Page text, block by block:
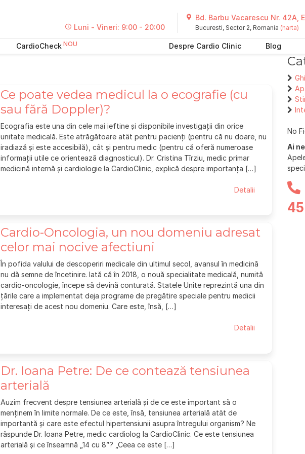
Luni - Vineri: 9:00 - 20:00
Bd. Barbu Vacarescu Nr. 42A,
Bucuresti, Sector 2, Romania (harta)
CardioCheck Despre Cardio Clinic Blog
Ce poate vedea medicul la o ecografie (cu
sau fără Doppler)?
Ecografia este una din cele mai ieftine și disponibile investigații din orice
unitate medicală. Este atrăgătoare atât pentru pacienți (pentru că nu doare, nu
iradiază și este accesibilă), cât și pentru medic (pentru că oferă numeroase
informații utile ce orientează diagnosticul). Dr. Cristina Tîrziu, medic primar
medicină internă și cardiologie la CardioClinic, explică despre importanța […]
Detalii
Cardio-Oncologia, un nou domeniu adresat
celor mai nocive afectiuni
În pofida valului de descoperiri medicale din ultimul secol, avansul în medicină
nu dă semne de încetinire. Iată că în 2018, o nouă specialitate medicală, numită
cardio-oncologie, începe să devină conturată. Statele Unite reprezintă una din
țările care a implementat deja programe de pregătire speciale pentru medicii
interesați de acest nou domeniu. Care este, însă, […]
Detalii
Dr. Ioana Petre: De ce contează tensiunea
arterială
Auzim frecvent despre tensiunea arterială și de ce este important să o
menținem în limite normale. De ce este, însă, tensiunea arterială atât de
importantă și care este efectul hipertensiunii asupra întregului organism? Ne
răspunde Dr. Ioana Petre, medic cardiolog la CardioClinic. Ce este tensiunea
arterială și ce înseamnă „14 cu 8”? „Ceea ce este […]
No
Ai
45